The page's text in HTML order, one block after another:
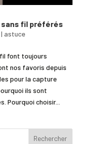
sans fil préférés
| astuce
font toujours
nos favoris depuis
pour la capture
ils sont
Pourquoi choisir...